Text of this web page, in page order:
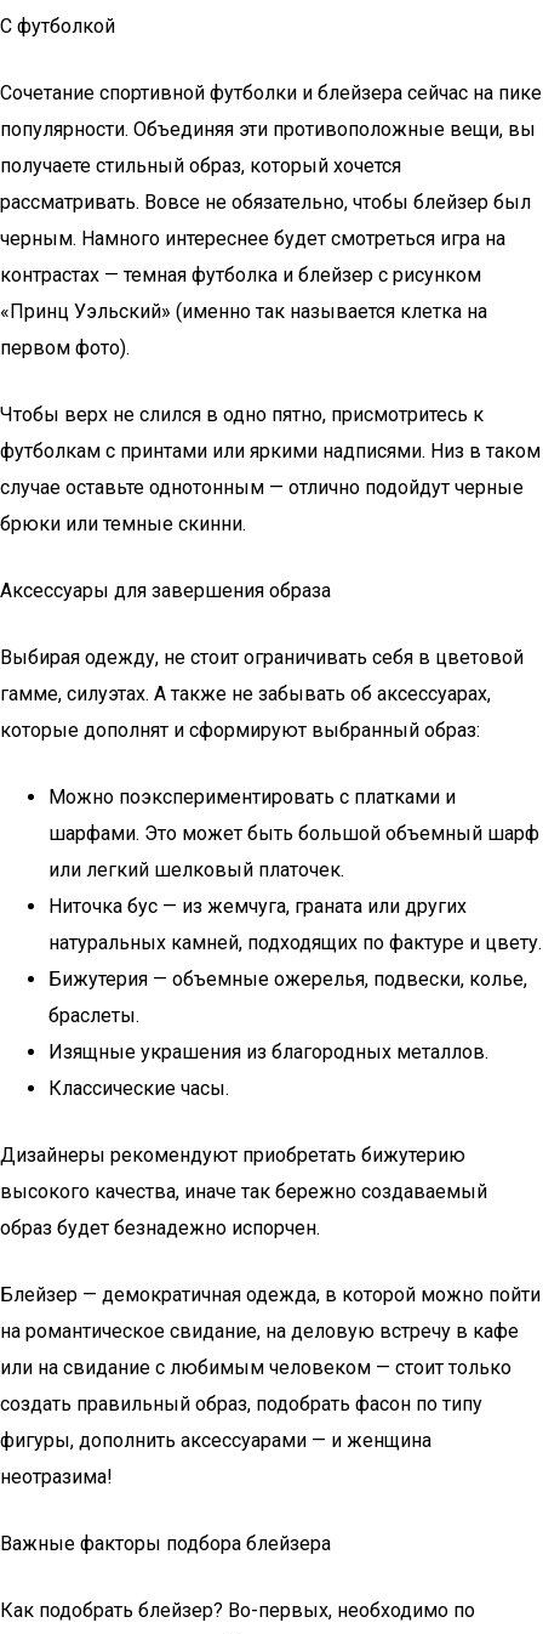
С футболкой
Сочетание спортивной футболки и блейзера сейчас на пике
популярности. Объединяя эти противоположные вещи, вы
получаете стильный образ, который хочется
рассматривать. Вовсе не обязательно, чтобы блейзер был
черным. Намного интереснее будет смотреться игра на
контрастах — темная футболка и блейзер с рисунком
«Принц Уэльский» (именно так называется клетка на
первом фото).
Чтобы верх не слился в одно пятно, присмотритесь к
футболкам с принтами или яркими надписями. Низ в таком
случае оставьте однотонным — отлично подойдут черные
брюки или темные скинни.
Аксессуары для завершения образа
Выбирая одежду, не стоит ограничивать себя в цветовой
гамме, силуэтах. А также не забывать об аксессуарах,
которые дополнят и сформируют выбранный образ:
Можно поэкспериментировать с платками и
шарфами. Это может быть большой объемный шарф
или легкий шелковый платочек.
Ниточка бус — из жемчуга, граната или других
натуральных камней, подходящих по фактуре и цвету.
Бижутерия — объемные ожерелья, подвески, колье,
браслеты.
Изящные украшения из благородных металлов.
Классические часы.
Дизайнеры рекомендуют приобретать бижутерию
высокого качества, иначе так бережно создаваемый
образ будет безнадежно испорчен.
Блейзер — демократичная одежда, в которой можно пойти
на романтическое свидание, на деловую встречу в кафе
или на свидание с любимым человеком — стоит только
создать правильный образ, подобрать фасон по типу
фигуры, дополнить аксессуарами — и женщина
неотразима!
Важные факторы подбора блейзера
Как подобрать блейзер? Во-первых, необходимо по